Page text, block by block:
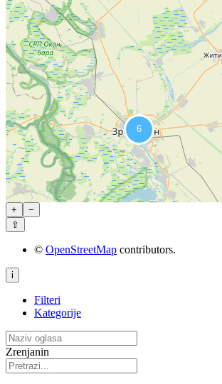
+
−
⇧
© OpenStreetMap contributors.
i
Filteri
Kategorije
Zrenjanin